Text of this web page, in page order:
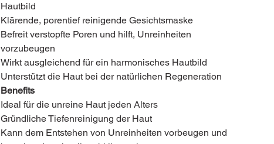
Hautbild
Klärende, porentief reinigende Gesichtsmaske
Befreit verstopfte Poren und hilft, Unreinheiten
vorzubeugen
Wirkt ausgleichend für ein harmonisches Hautbild
Unterstützt die Haut bei der natürlichen Regeneration
Benefits
Ideal für die unreine Haut jeden Alters
Gründliche Tiefenreinigung der Haut
Kann dem Entstehen von Unreinheiten vorbeugen und